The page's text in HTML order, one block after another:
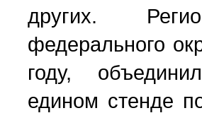
других.
федерального
году,
едином стенде